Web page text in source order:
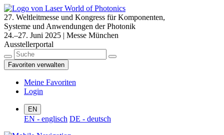
27. Weltleitmesse und Kongress für Komponenten,
Systeme und Anwendungen der Photonik
24.–27. Juni 2025 | Messe München
Ausstellerportal
Favoriten verwalten
Meine Favoriten
Login
EN
EN - englisch DE - deutsch